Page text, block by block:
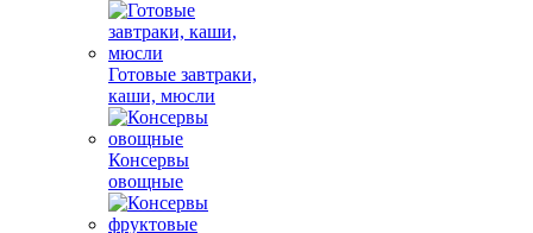
Готовые завтраки,
каши, мюсли
Консервы
овощные